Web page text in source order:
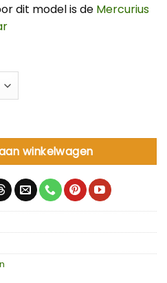
dit model is de Mercurius
winkelwagen